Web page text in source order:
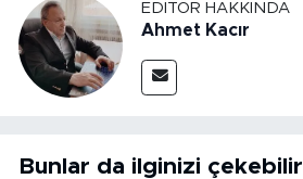
EDITÖR HAKKINDA
Ahmet Kacır
Bunlar da ilginizi çekebilir